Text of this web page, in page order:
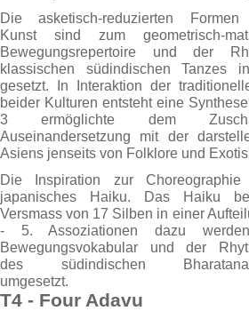
Die asketisch-reduzierten Formen
Kunst sind zum geometrisch-
Bewegungsrepertoire und der
klassischen südindischen Tanzes
gesetzt. In Interaktion der
beider Kulturen entsteht eine
3 ermöglichte dem
Auseinandersetzung mit der
Asiens jenseits von Folklore und
Die Inspiration zur
japanisches Haiku. Das Haiku
Versmass von 17 Silben in einer
- 5. Assoziationen dazu
Bewegungsvokabular und der
des südindischen
umgesetzt.
T4 - Four Adavu